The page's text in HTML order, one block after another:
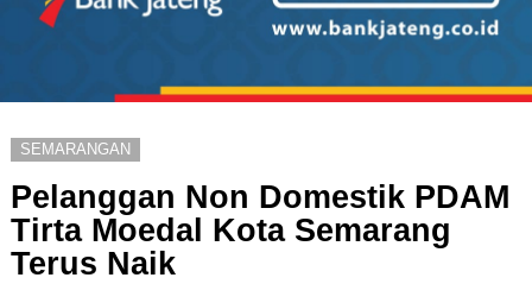
SEMARANGAN
Pelanggan Non Domestik PDAM
Tirta Moedal Kota Semarang
Terus Naik